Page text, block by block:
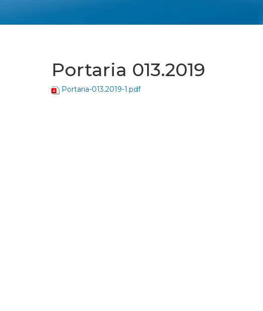
Portaria 013.2019
Portaria-013.2019-1.pdf